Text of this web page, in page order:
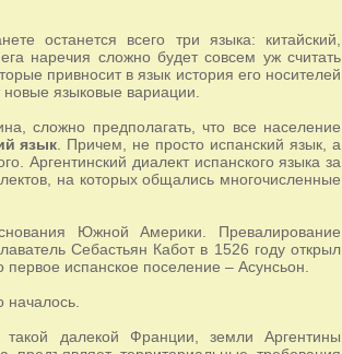
останется всего три языка: китайский,
наречия сложно будет совсем уж считать
привносит в язык история его носителей
языковые вариации.
сложно предполагать, что все население
язык . Причем, не просто испанский язык, а
Аргентинский диалект испанского языка за
на которых общались многочисленные
Южной Америки. Превалирование
Себастьян Кабот в 1526 году открыл
испанское поселение – Асунсьон.
началось.
далекой Франции, земли Аргентины